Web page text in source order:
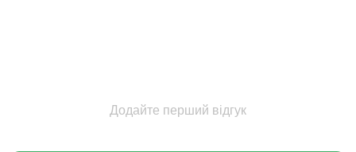
Додайте перший відгук